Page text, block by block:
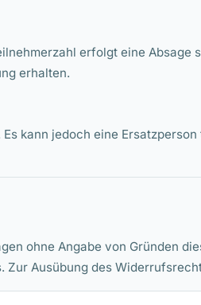
erfolgt eine Absage
erhalten.
kann jedoch eine Ersatzperson
ohne Angabe von Gründen
Zur Ausübung des